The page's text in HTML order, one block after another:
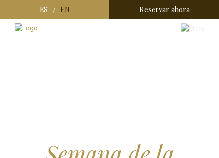
ES / EN Reservar ahora